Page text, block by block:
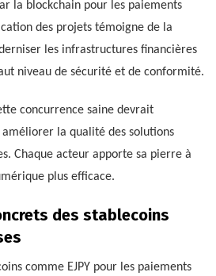
la blockchain pour les paiements
des projets témoigne de la
les infrastructures financières
niveau de sécurité et de conformité.
concurrence saine devrait
la qualité des solutions
Chaque acteur apporte sa pierre à
plus efficace.
des stablecoins
comme EJPY pour les paiements